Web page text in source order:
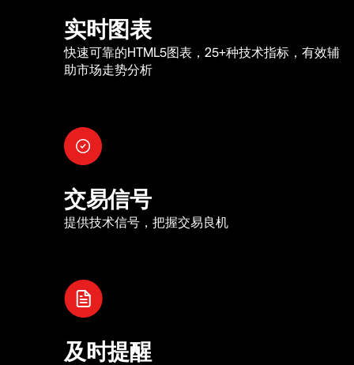
实时图表
快速可靠的HTML5图表，25+种技术指标，有效辅
助市场走势分析
交易信号
提供技术信号，把握交易良机
及时提醒